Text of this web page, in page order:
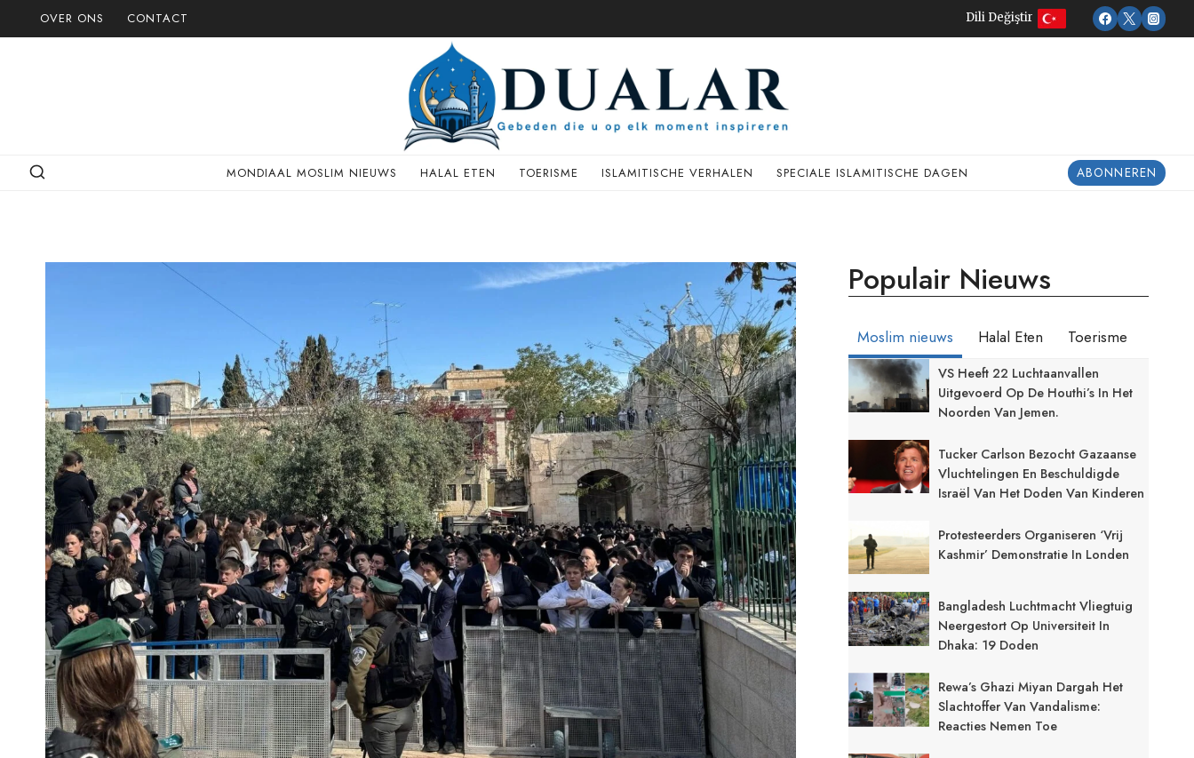
Doorgaan
naar
OVER ONS CONTACT Dili Değiştir
MONDIAAL MOSLIM NIEUWS HALAL ETEN TOERISME ISLAMITISCHE VERHALEN SPECIALE ISLAMITISCHE DAGEN ABONNEREN
Populair Nieuws
Moslim nieuws Halal Eten Toerisme
VS Heeft 22 Luchtaanvallen
Uitgevoerd Op De Houthi’s In Het
Noorden Van Jemen.
Tucker Carlson Bezocht Gazaanse
Vluchtelingen En Beschuldigde
Israël Van Het Doden Van Kinderen
Protesteerders Organiseren ‘Vrij
Kashmir’ Demonstratie In Londen
Bangladesh Luchtmacht Vliegtuig
Neergestort Op Universiteit In
Dhaka: 19 Doden
Rewa’s Ghazi Miyan Dargah Het
Slachtoffer Van Vandalisme:
Reacties Nemen Toe